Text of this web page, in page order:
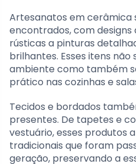
Artesanatos em
encontrados, com designs
rústicas a pinturas
brilhantes. Esses itens não
ambiente como também
prático nas cozinhas e
Tecidos e bordados
presentes. De tapetes e
vestuário, esses produtos
tradicionais que foram
geração, preservando a